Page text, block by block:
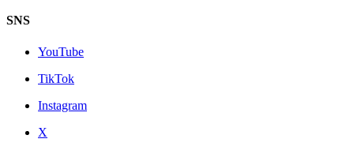
SNS
YouTube
TikTok
Instagram
X